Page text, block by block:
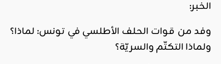
الخبر:
وفد من قوات الحلف الأطلسي في تونس: لماذا؟
ولماذا التكتّم والسريّة؟